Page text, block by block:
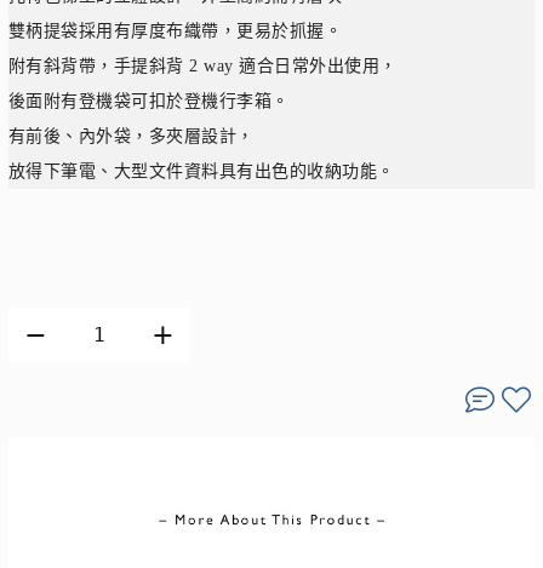
雙柄提袋採用有厚度布織帶，更易於抓握。
附有斜背帶，手提斜背 2 way 適合日常外出使用，
後面附有登機袋可扣於登機行李箱 。
有前後、內外袋，多夾層設計，
放得下筆電、大型文件資料具有出色的收納功能。